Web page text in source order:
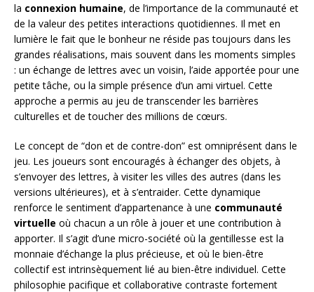
la connexion humaine, de l’importance de la communauté et
de la valeur des petites interactions quotidiennes. Il met en
lumière le fait que le bonheur ne réside pas toujours dans les
grandes réalisations, mais souvent dans les moments simples
: un échange de lettres avec un voisin, l’aide apportée pour une
petite tâche, ou la simple présence d’un ami virtuel. Cette
approche a permis au jeu de transcender les barrières
culturelles et de toucher des millions de cœurs.
Le concept de “don et de contre-don” est omniprésent dans le
jeu. Les joueurs sont encouragés à échanger des objets, à
s’envoyer des lettres, à visiter les villes des autres (dans les
versions ultérieures), et à s’entraider. Cette dynamique
renforce le sentiment d’appartenance à une communauté
virtuelle où chacun a un rôle à jouer et une contribution à
apporter. Il s’agit d’une micro-société où la gentillesse est la
monnaie d’échange la plus précieuse, et où le bien-être
collectif est intrinsèquement lié au bien-être individuel. Cette
philosophie pacifique et collaborative contraste fortement